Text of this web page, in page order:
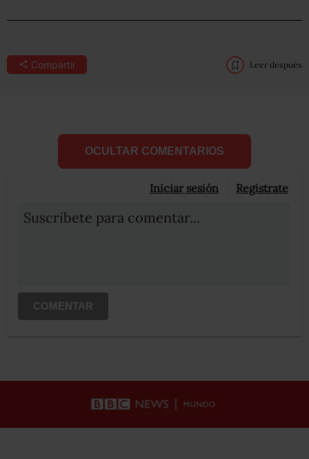
Compartir Leer después
OCULTAR COMENTARIOS
Iniciar sesión Registrate
Suscribete para comentar...
COMENTAR